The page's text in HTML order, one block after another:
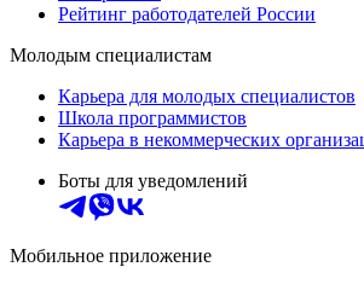
Рейтинг работодателей России
Молодым специалистам
Карьера для молодых специалистов
Школа программистов
Карьера в некоммерческих
Боты для уведомлений
Мобильное приложение